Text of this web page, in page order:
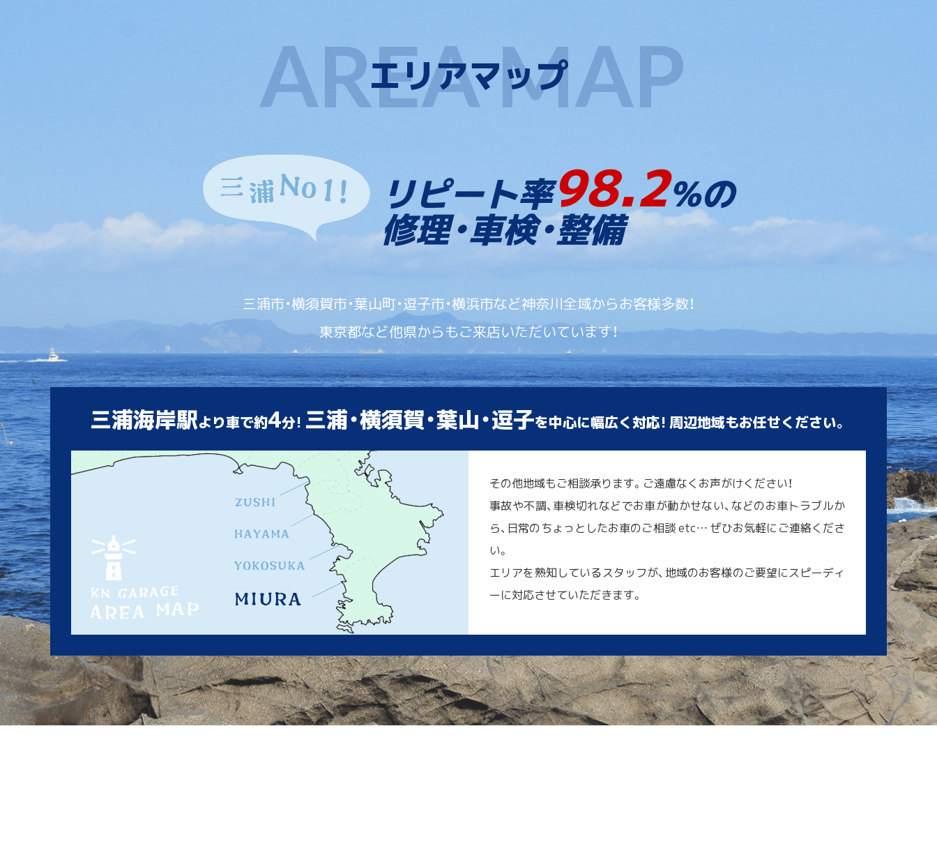
エリアマップ
リピート率98.2%の
修理・車検・整備
三浦市・横須賀市・葉山町・逗子市・横浜市など神奈川全域からお客様多数！
東京都など他県からもご来店いただいています！
三浦海岸駅より車で約4分! 三浦・横須賀・葉山・逗子を中心に幅広く対応! 周辺地域もお任せください。
その他地域もご相談承ります。ご遠慮なくお声がけください！
事故や不調、車検切れなどでお車が動かせない、などのお車トラブルか
ら、日常のちょっとしたお車のご相談 etc… ぜひお気軽にご連絡くださ
い。
エリアを熟知しているスタッフが、地域のお客様のご要望にスピーディ
ーに対応させていただきます。